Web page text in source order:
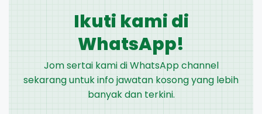
Ikuti kami di
WhatsApp!
Jom sertai kami di WhatsApp channel
sekarang untuk info jawatan kosong yang lebih
banyak dan terkini.